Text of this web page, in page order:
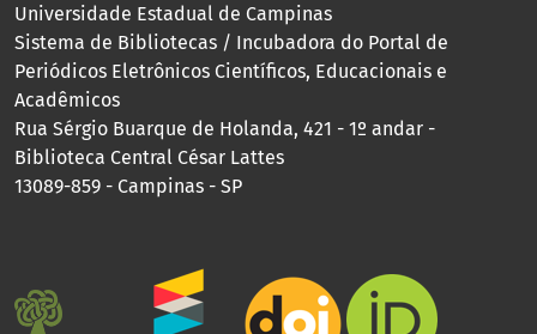
Universidade Estadual de Campinas
Sistema de Bibliotecas / Incubadora do Portal de
Periódicos Eletrônicos Científicos, Educacionais e
Acadêmicos
Rua Sérgio Buarque de Holanda, 421 - 1º andar -
Biblioteca Central César Lattes
13089-859 - Campinas - SP